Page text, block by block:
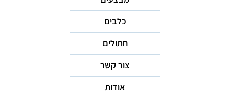
כלבים
חתולים
צור קשר
אודות